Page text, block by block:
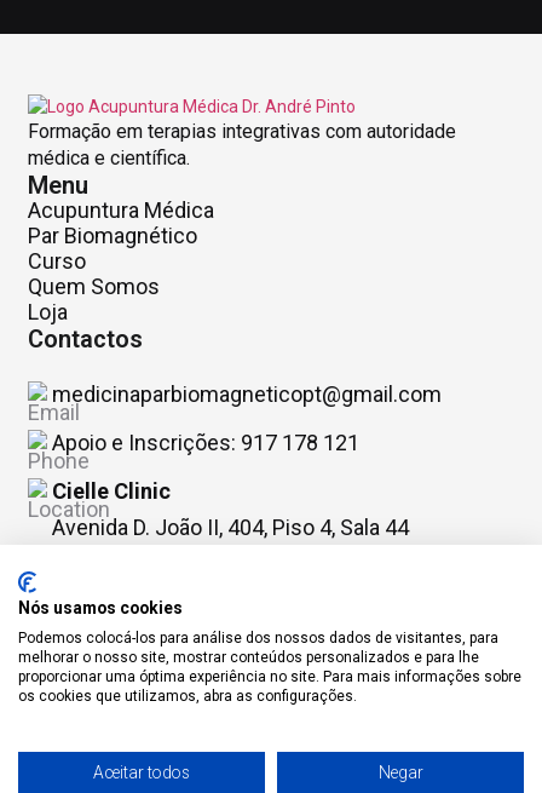
Formação em terapias integrativas com autoridade
médica e científica.
Menu
Acupuntura Médica
Par Biomagnético
Curso
Quem Somos
Loja
Contactos
medicinaparbiomagneticopt@gmail.com
Apoio e Inscrições: 917 178 121
Cielle Clinic
Avenida D. João II, 404, Piso 4, Sala 44
Portugal
Termos e Condições
Política de Cookies
Nós usamos cookies
Podemos colocá-los para análise dos nossos dados de visitantes, para
melhorar o nosso site, mostrar conteúdos personalizados e para lhe
proporcionar uma óptima experiência no site. Para mais informações sobre
os cookies que utilizamos, abra as configurações.
Aceitar todos Negar